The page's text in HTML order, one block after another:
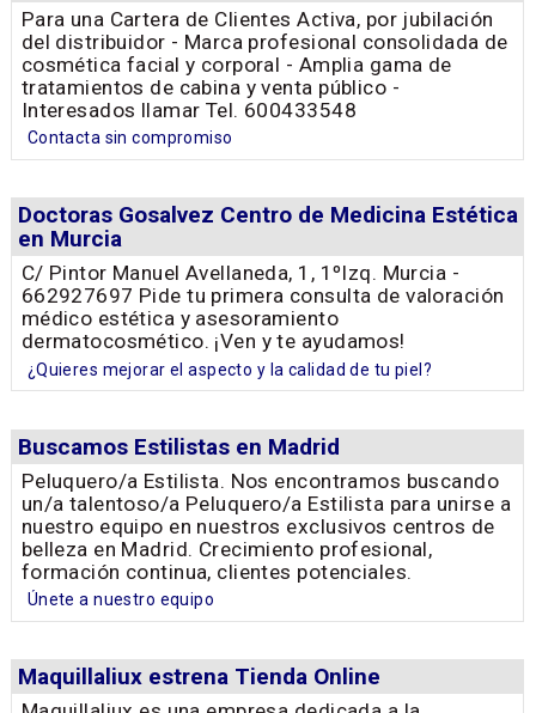
Para una Cartera de Clientes Activa, por jubilación
del distribuidor - Marca profesional consolidada de
cosmética facial y corporal - Amplia gama de
tratamientos de cabina y venta público -
Interesados llamar Tel. 600433548
Contacta sin compromiso
Doctoras Gosalvez Centro de Medicina Estética
en Murcia
C/ Pintor Manuel Avellaneda, 1, 1ºIzq. Murcia -
662927697 Pide tu primera consulta de valoración
médico estética y asesoramiento
dermatocosmético. ¡Ven y te ayudamos!
¿Quieres mejorar el aspecto y la calidad de tu piel?
Buscamos Estilistas en Madrid
Peluquero/a Estilista. Nos encontramos buscando
un/a talentoso/a Peluquero/a Estilista para unirse a
nuestro equipo en nuestros exclusivos centros de
belleza en Madrid. Crecimiento profesional,
formación continua, clientes potenciales.
Únete a nuestro equipo
Maquillaliux estrena Tienda Online